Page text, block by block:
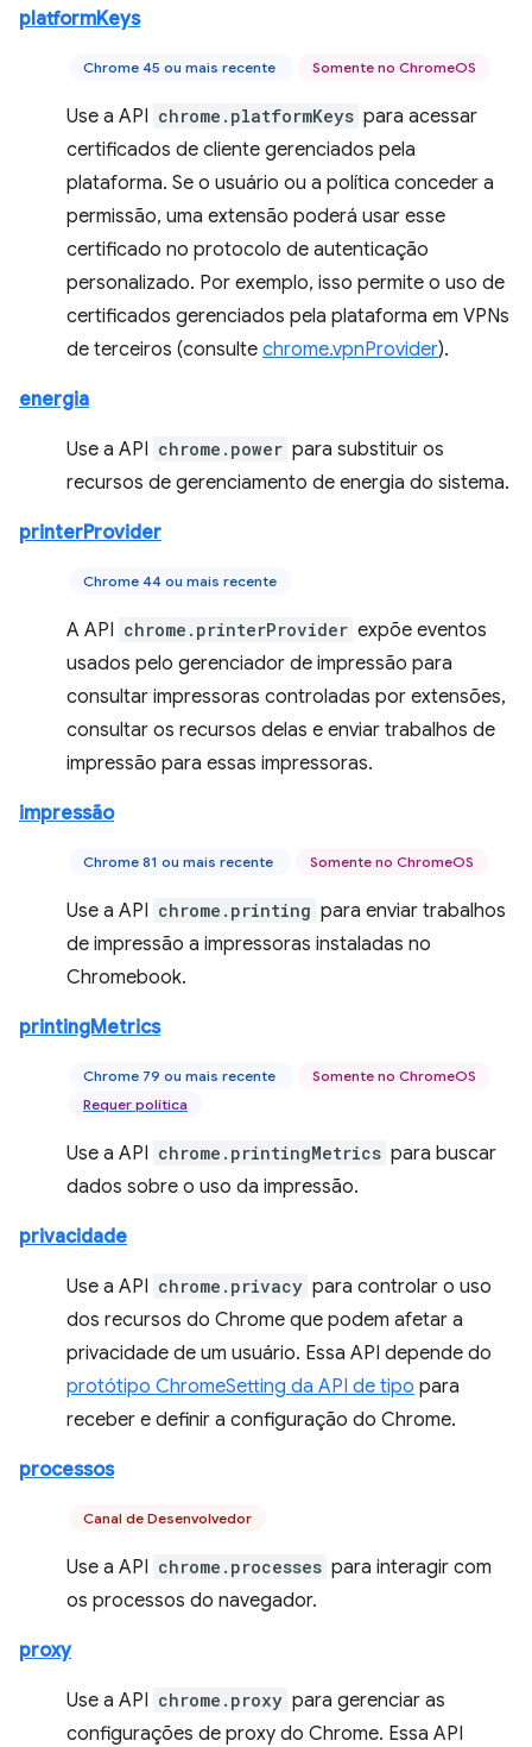
platformKeys
Chrome 45 ou mais recente Somente no ChromeOS
Use a API chrome.platformKeys para acessar
certificados de cliente gerenciados pela
plataforma. Se o usuário ou a política conceder a
permissão, uma extensão poderá usar esse
certificado no protocolo de autenticação
personalizado. Por exemplo, isso permite o uso de
certificados gerenciados pela plataforma em VPNs
de terceiros (consulte chrome.vpnProvider).
energia
Use a API chrome.power para substituir os
recursos de gerenciamento de energia do sistema.
printerProvider
Chrome 44 ou mais recente
A API chrome.printerProvider expõe eventos
usados pelo gerenciador de impressão para
consultar impressoras controladas por extensões,
consultar os recursos delas e enviar trabalhos de
impressão para essas impressoras.
impressão
Chrome 81 ou mais recente Somente no ChromeOS
Use a API chrome.printing para enviar trabalhos
de impressão a impressoras instaladas no
Chromebook.
printingMetrics
Chrome 79 ou mais recente
Somente no ChromeOS
Requer política
Use a API chrome.printingMetrics para buscar
dados sobre o uso da impressão.
privacidade
Use a API chrome.privacy para controlar o uso
dos recursos do Chrome que podem afetar a
privacidade de um usuário. Essa API depende do
protótipo ChromeSetting da API de tipo para
receber e definir a configuração do Chrome.
processos
Canal de Desenvolvedor
Use a API chrome.processes para interagir com
os processos do navegador.
proxy
Use a API chrome.proxy para gerenciar as
configurações de proxy do Chrome. Essa API